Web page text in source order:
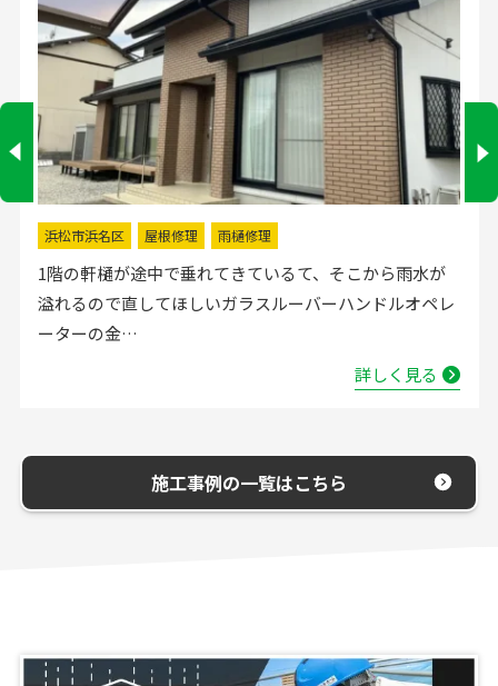
浜松市浜名区 屋根修理 雨樋修理
1階の軒樋が途中で垂れてきているて、そこから雨水が
溢れるので直してほしいガラスルーバーハンドルオペレ
ーターの金…
詳しく見る
施工事例の一覧はこちら